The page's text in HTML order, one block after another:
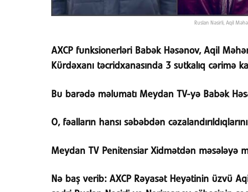
Ruslan Nəsirli, Aqil
AXCP funksionerləri Babək Həsənov, Aqil
Kürdəxanı təcridxanasında 3 sutkalıq cərimə
Bu barədə məlumatı Meydan TV-yə Babək
O, fəalların hansı səbəbdən
Meydan TV Penitensiar Xidmətdən məsələyə
Nə baş verib: AXCP Rəyasət Heyətinin üzvü